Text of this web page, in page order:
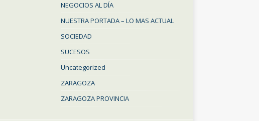
NEGOCIOS AL DÍA
NUESTRA PORTADA – LO MAS ACTUAL
SOCIEDAD
SUCESOS
Uncategorized
ZARAGOZA
ZARAGOZA PROVINCIA